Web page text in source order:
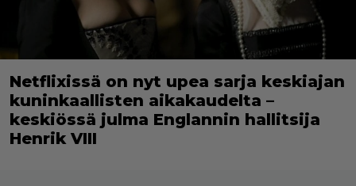
Netflixissä on nyt upea sarja keskiajan
kuninkaallisten aikakaudelta –
keskiössä julma Englannin hallitsija
Henrik VIII